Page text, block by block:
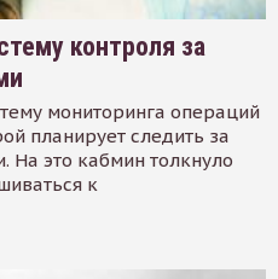
контроля за
мониторинга операций
планирует следить за
На это кабмин толкнуло
к